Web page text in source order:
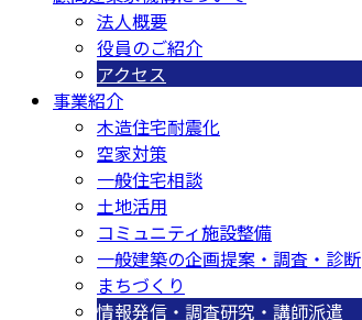
法人概要
役員のご紹介
アクセス
事業紹介
木造住宅耐震化
空家対策
一般住宅相談
土地活用
コミュニティ施設整備
一般建築の企画提案・調査・診断
まちづくり
情報発信・調査研究・講師派遣